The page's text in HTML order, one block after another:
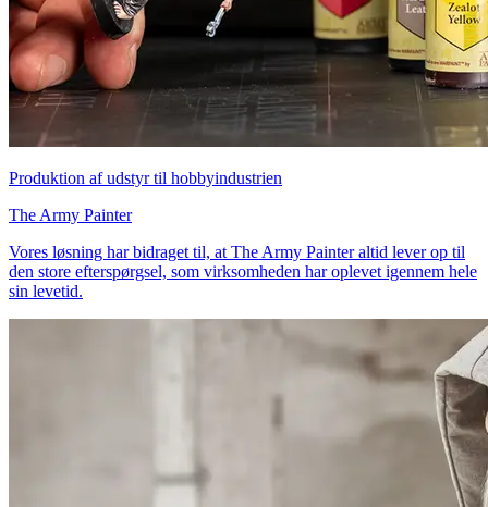
Produktion af udstyr til hobbyindustrien
The Army Painter
Vores løsning har bidraget til, at The Army Painter altid lever op til
den store efterspørgsel, som virksomheden har oplevet igennem hele
sin levetid.